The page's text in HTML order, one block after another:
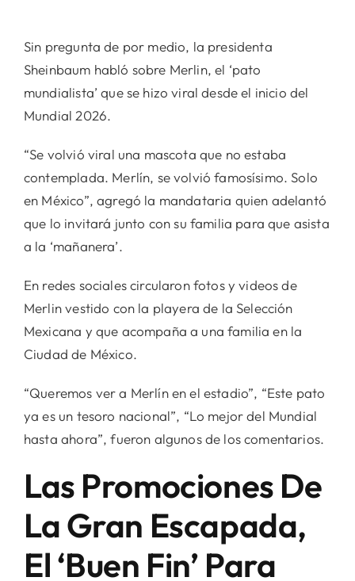
Sin pregunta de por medio, la presidenta
Sheinbaum habló sobre Merlin, el ‘pato
mundialista’ que se hizo viral desde el inicio del
Mundial 2026.
“Se volvió viral una mascota que no estaba
contemplada. Merlín, se volvió famosísimo. Solo
en México”, agregó la mandataria quien adelantó
que lo invitará junto con su familia para que asista
a la ‘mañanera’.
En redes sociales circularon fotos y videos de
Merlin vestido con la playera de la Selección
Mexicana y que acompaña a una familia en la
Ciudad de México.
“Queremos ver a Merlín en el estadio”, “Este pato
ya es un tesoro nacional”, “Lo mejor del Mundial
hasta ahora”, fueron algunos de los comentarios.
Las Promociones De
La Gran Escapada,
El ‘Buen Fin’ Para